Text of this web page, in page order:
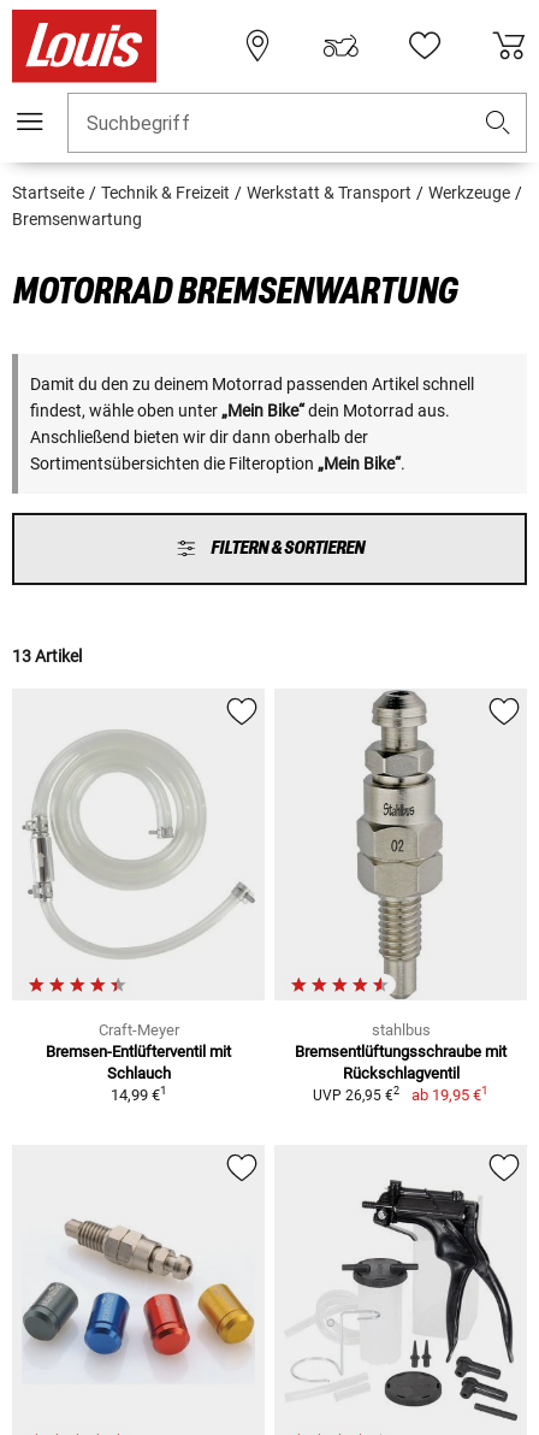
Suchbegriff
Startseite Technik & Freizeit Werkstatt & Transport
Werkzeuge
Bremsenwartung
MOTORRAD BREMSENWARTUNG
Damit du den zu deinem Motorrad passenden Artikel schnell
findest, wähle oben unter„Mein Bike“dein Motorrad aus.
Anschließend bieten wir dir dann oberhalb der
Sortimentsübersichten die Filteroption „Mein Bike“.
FILTERN & SORTIEREN
13 Artikel
Craft-Meyer
Bremsen-Entlüfterventil mit
Schlauch
14,99 €1
stahlbus
Bremsentlüftungsschraube mit
Rückschlagventil
UVP 26,95 €2 ab 19,95 €1